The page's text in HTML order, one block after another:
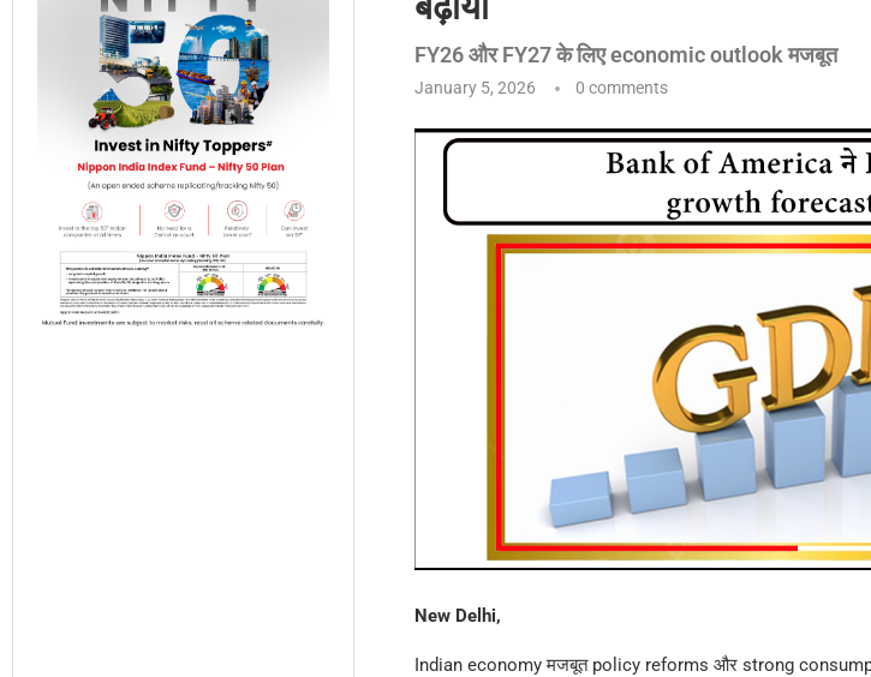
FY26 और FY27 के लिए economic outlook मजबूत
January 5, 2026 0 comments
New Delhi,
Indian economy मजबूत policy reforms और strong